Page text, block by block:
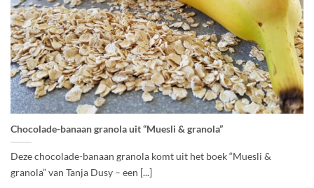
Chocolade-banaan granola uit “Muesli & granola”
Deze chocolade-banaan granola komt uit het boek “Muesli &
granola” van Tanja Dusy – een [...]